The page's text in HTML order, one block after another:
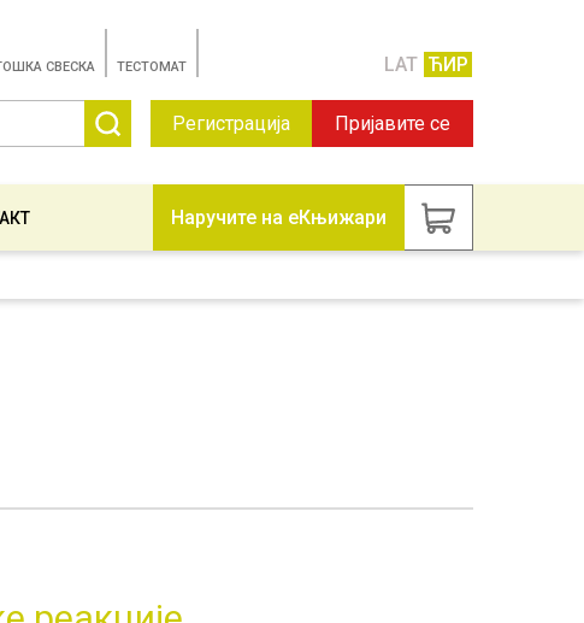
СВЕСКА TЕСТОМАТ LAT ЋИР
Регистрација Пријавите се
Наручите на еКњижари